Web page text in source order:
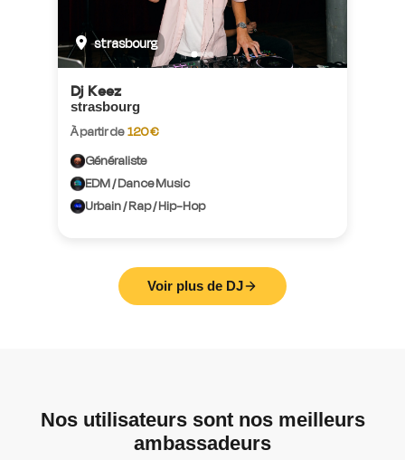
strasbourg
Dj Keez
strasbourg
À partir de 120 €
Généraliste
EDM / Dance Music
Urbain / Rap / Hip-Hop
Voir plus de DJ
Nos utilisateurs sont nos meilleurs
ambassadeurs